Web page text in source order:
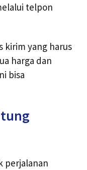
telpon
kirim yang harus
harga dan
bisa
perjalanan